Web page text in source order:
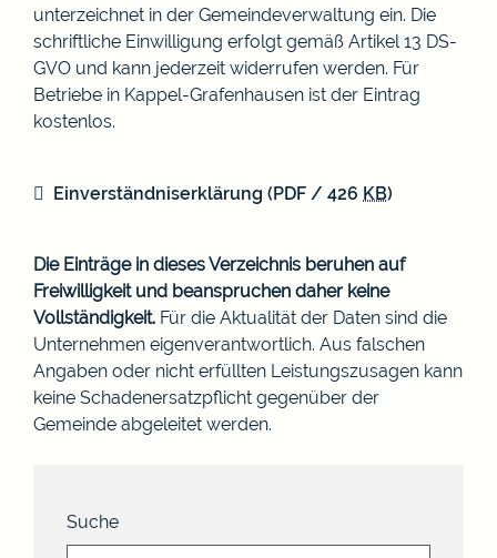
unterzeichnet in der Gemeindeverwaltung ein. Die
schriftliche Einwilligung erfolgt gemäß Artikel 13 DS-
GVO und kann jederzeit widerrufen werden. Für
Betriebe in Kappel-Grafenhausen ist der Eintrag
kostenlos.
Einverständniserklärung (PDF / 426 KB)
Die Einträge in dieses Verzeichnis beruhen auf
Freiwilligkeit und beanspruchen daher keine
Vollständigkeit. Für die Aktualität der Daten sind die
Unternehmen eigenverantwortlich. Aus falschen
Angaben oder nicht erfüllten Leistungszusagen kann
keine Schadenersatzpflicht gegenüber der
Gemeinde abgeleitet werden.
Suche